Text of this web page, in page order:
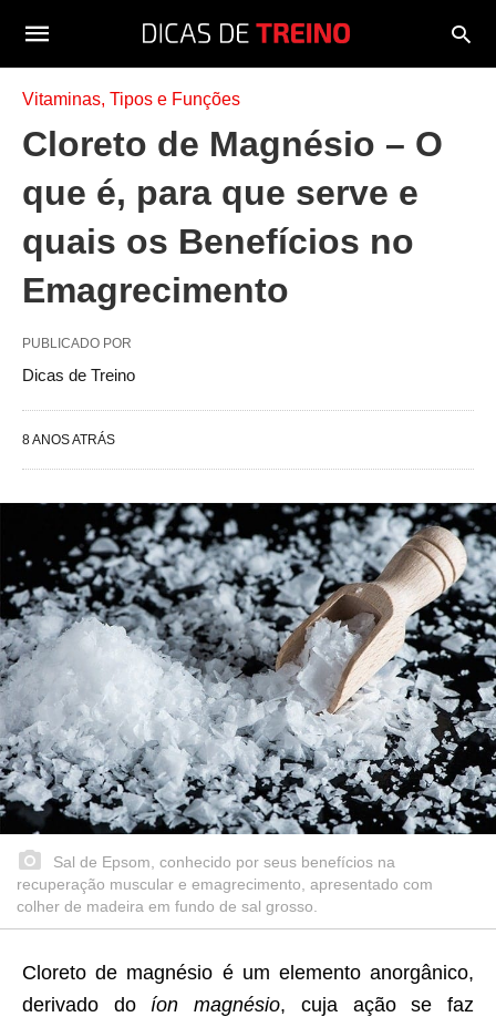
Vitaminas, Tipos e Funções
Cloreto de Magnésio – O
que é, para que serve e
quais os Benefícios no
Emagrecimento
PUBLICADO POR
Dicas de Treino
8 ANOS ATRÁS
Sal de Epsom, conhecido por seus benefícios na
recuperação muscular e emagrecimento, apresentado com
colher de madeira em fundo de sal grosso.
Cloreto de magnésio é um elemento anorgânico,
derivado do íon magnésio, cuja ação se faz